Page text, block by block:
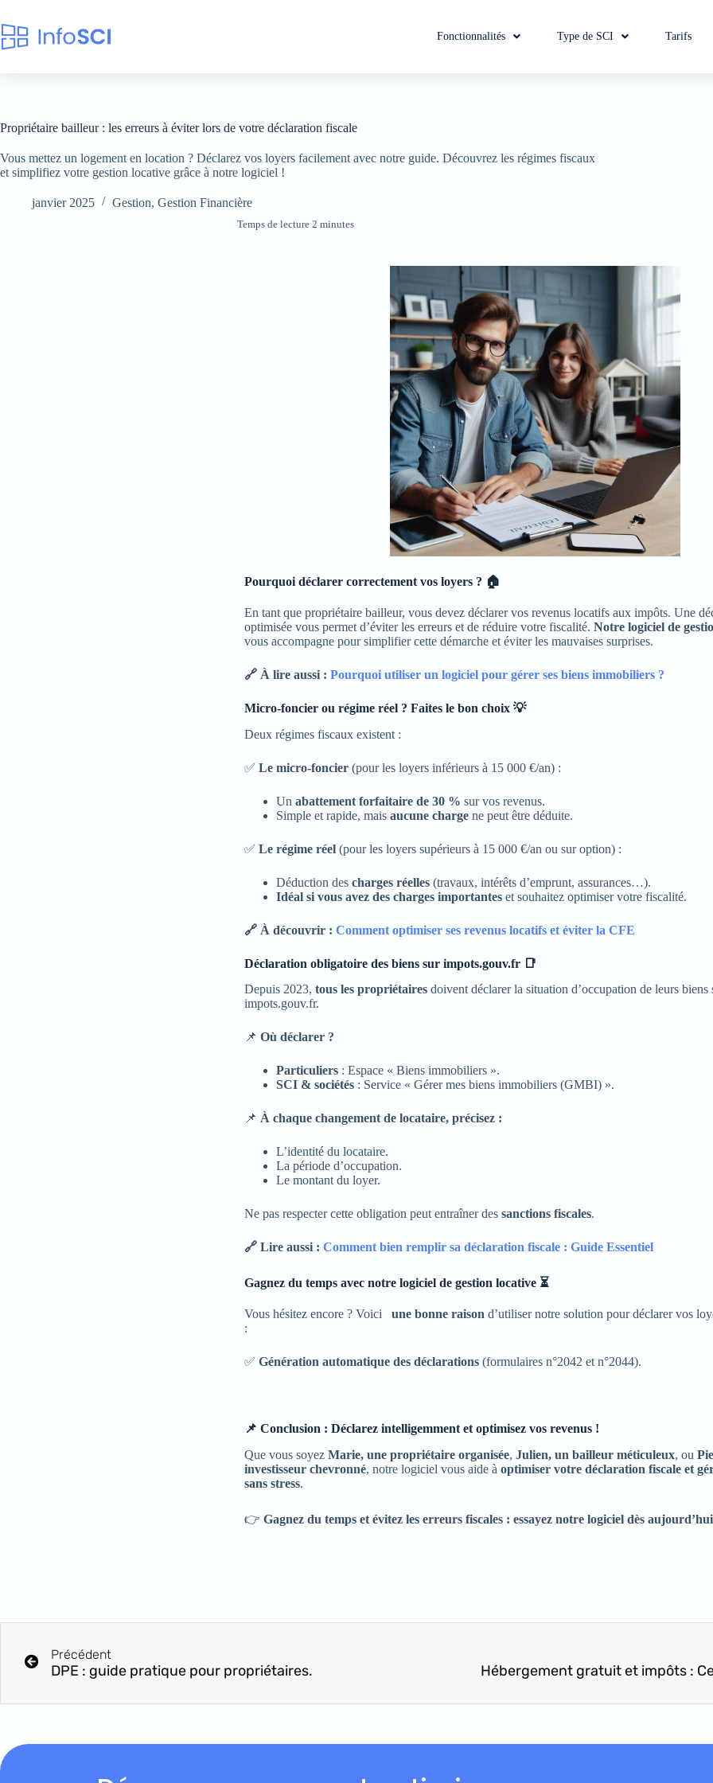
Fonctionnalités Type de SCI Tarifs
Propriétaire bailleur : les erreurs à éviter lors de votre déclaration fiscale
Vous mettez un logement en location ? Déclarez vos loyers facilement avec notre guide. Découvrez les régimes fiscaux
et simplifiez votre gestion locative grâce à notre logiciel !
janvier 2025 Gestion, Gestion Financière
Temps de lecture 2 minutes
Pourquoi déclarer correctement vos loyers ? 🏠
En tant que propriétaire bailleur, vous devez déclarer vos revenus locatifs aux impôts. Une
optimisée vous permet d’éviter les erreurs et de réduire votre fiscalité. Notre logiciel de
vous accompagne pour simplifier cette démarche et éviter les mauvaises surprises.
🔗 À lire aussi : Pourquoi utiliser un logiciel pour gérer ses biens immobiliers ?
Micro-foncier ou régime réel ? Faites le bon choix 💡
Deux régimes fiscaux existent :
✅ Le micro-foncier (pour les loyers inférieurs à 15 000 €/an) :
Un abattement forfaitaire de 30 % sur vos revenus.
Simple et rapide, mais aucune charge ne peut être déduite.
✅ Le régime réel (pour les loyers supérieurs à 15 000 €/an ou sur option) :
Déduction des charges réelles (travaux, intérêts d’emprunt, assurances…).
Idéal si vous avez des charges importantes et souhaitez optimiser votre fiscalité.
🔗 À découvrir : Comment optimiser ses revenus locatifs et éviter la CFE
Déclaration obligatoire des biens sur impots.gouv.fr 📑
Depuis 2023, tous les propriétaires doivent déclarer la situation d’occupation de leurs biens
impots.gouv.fr.
📌 Où déclarer ?
Particuliers : Espace « Biens immobiliers ».
SCI & sociétés : Service « Gérer mes biens immobiliers (GMBI) ».
📌 À chaque changement de locataire, précisez :
L’identité du locataire.
La période d’occupation.
Le montant du loyer.
Ne pas respecter cette obligation peut entraîner des sanctions fiscales.
🔗 Lire aussi : Comment bien remplir sa déclaration fiscale : Guide Essentiel
Gagnez du temps avec notre logiciel de gestion locative ⏳
Vous hésitez encore ? Voici une bonne raison d’utiliser notre solution pour déclarer vos
:
✅ Génération automatique des déclarations (formulaires n°2042 et n°2044).
📌 Conclusion : Déclarez intelligemment et optimisez vos revenus !
Que vous soyez Marie, une propriétaire organisée, Julien, un bailleur méticuleux, ou
investisseur chevronné, notre logiciel vous aide à optimiser votre déclaration fiscale et
sans stress.
👉 Gagnez du temps et évitez les erreurs fiscales : essayez notre logiciel dès
Précédent
DPE : guide pratique pour propriétaires.